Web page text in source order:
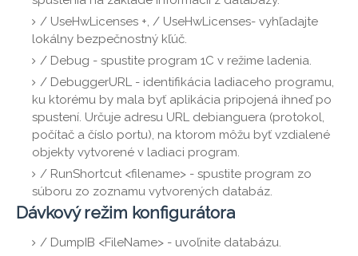
/ UseHwLicenses +, / UseHwLicenses- vyhľadajte
lokálny bezpečnostný kľúč.
/ Debug - spustite program 1C v režime ladenia.
/ DebuggerURL - identifikácia ladiaceho programu,
ku ktorému by mala byť aplikácia pripojená ihneď po
spustení. Určuje adresu URL debianguera (protokol,
počítač a číslo portu), na ktorom môžu byť vzdialené
objekty vytvorené v ladiaci program.
/ RunShortcut <filename> - spustite program zo
súboru zo zoznamu vytvorených databáz.
Dávkový režim konfigurátora
/ DumpIB <FileName> - uvoľnite databázu.